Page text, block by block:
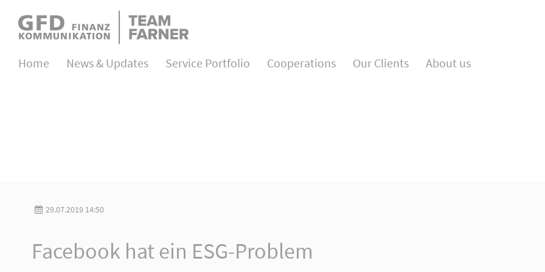
Direkt zum Hauptinhalt springen
Login
Lorem ipsum dolor sit amet:
About us
Home News & Updates Service Portfolio Cooperations Our Clients About us
29.07.2019 14:50
Facebook hat ein ESG-Problem